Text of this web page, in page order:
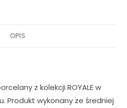
OPIS
z kolekcji ROYALE w
Produkt wykonany ze średniej